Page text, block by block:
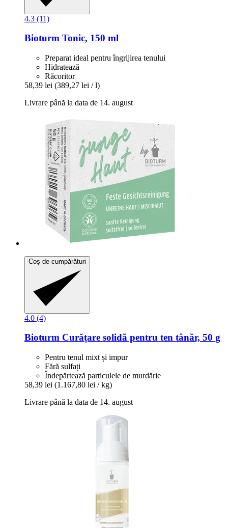
4.3 (11)
Bioturm Tonic, 150 ml
Preparat ideal pentru îngrijirea tenului
Hidratează
Răcoritor
58,39 lei (389,27 lei / l)
Livrare până la data de 14. august
Coș de cumpărături
4.0 (4)
Bioturm Curățare solidă pentru ten tânăr, 50 g
Pentru tenul mixt și impur
Fără sulfați
Îndepărtează particulele de murdărie
58,39 lei (1.167,80 lei / kg)
Livrare până la data de 14. august